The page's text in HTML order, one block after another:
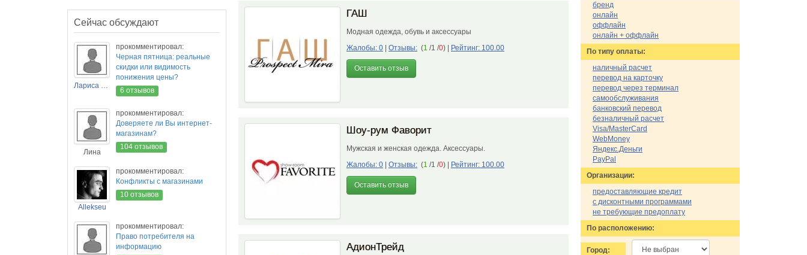
ГАШ
Модная одежда, обувь и аксессуары
Жалобы: 0
Отзывы: (1 /1 /0) Рейтинг: 100.00
Оставить отзыв
Шоу-рум Фаворит
Мужская и женская одежда. Аксессуары.
Жалобы: 0
Отзывы: (1 /1 /0) Рейтинг: 100.00
Оставить отзыв
АдионТрейд
Сейчас обсуждают
Лариса Новикова
прокомментировал:
Черная пятница: реальные
скидки или видимость
понижения цены?
6 отзывов
Лина
прокомментировал:
Доверяете ли Вы интернет-
магазинам?
104 отзывов
Allekseu
прокомментировал:
Конфликты с магазинами
10 отзывов
прокомментировал:
Право потребителя на
информацию
бренд
онлайн
оффлайн
онлайн + оффлайн
По типу оплаты:
наличный расчет
перевод на карточку
перевод через терминал
самообслуживания
банковский перевод
безналичный расчет
Visa/MasterCard
WebMoney
Яндекс.Деньги
PayPal
Организации:
предоставляющие кредит
с дисконтными программами
не требующие предоплату
По расположению:
Город: